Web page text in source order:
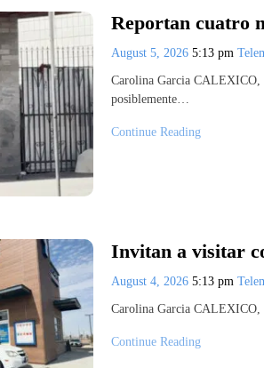
Reportan cuatro
August 5, 2026 5:13 pm
Carolina Garcia CALEXICO,
posiblemente…
Continue Reading
Invitan a visitar
August 4, 2026 5:13 pm
Carolina Garcia CALEXICO,
Continue Reading